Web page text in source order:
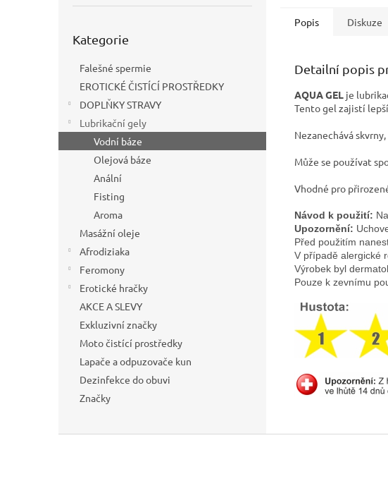
kategorie
Kategorie
Falešné spermie
EROTICKÉ ČISTÍCÍ PROSTŘEDKY
DOPLŇKY STRAVY
Lubrikační gely
Vodní báze
Olejová báze
Anální
Fisting
Aroma
Masážní oleje
Afrodiziaka
Feromony
Erotické hračky
AKCE A SLEVY
Exkluzivní značky
Moto čistící prostředky
Lapače a odpuzovače kun
Dezinfekce do obuvi
Značky
Popis Diskuze
Detailní popis
AQUA GEL je
Tento gel zajistí
Nezanechává
Může se používat
Vhodné pro
Návod k použití:
Upozornění:
Před použitím
V případě alergické
Výrobek byl
Pouze k zevnímu